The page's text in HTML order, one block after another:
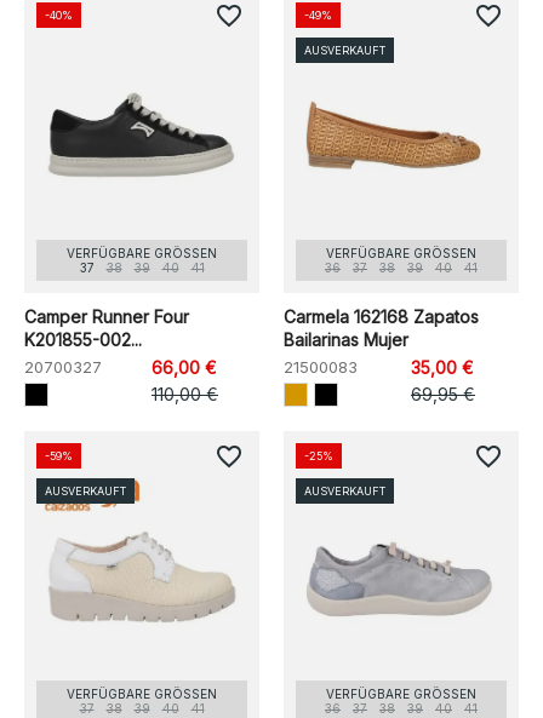
VERFÜGBARE GRÖSSEN
37
38 39 40 41
Camper Runner Four
K201855-002...
20700327
66,00 €
110,00 €
-40% favorite_border
VERFÜGBARE GRÖSSEN
36
37 38 39 40 41
Carmela 162168 Zapatos
Bailarinas Mujer
21500083
35,00 €
69,95 €
-49%
AUSVERKAUFT
favorite_border
VERFÜGBARE GRÖSSEN
37
38 39 40 41
-59%
AUSVERKAUFT
favorite_border
VERFÜGBARE GRÖSSEN
36
37 38 39 40 41
-25%
AUSVERKAUFT
favorite_border